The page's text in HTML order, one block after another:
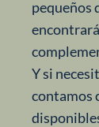
pequeños
Y si
contamos